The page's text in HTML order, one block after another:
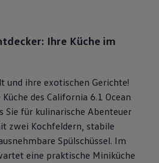
Ihre Küche im
und ihre exotischen Gerichte!
des California 6.1 Ocean
Sie für kulinarische Abenteuer
zwei Kochfeldern, stabile
Spülschüssel. Im
eine praktische Miniküche